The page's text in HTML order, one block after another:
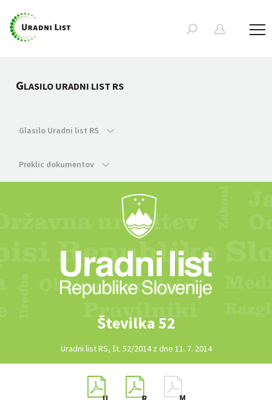
GLASILO URADNI LIST RS
Glasilo Uradni list RS
Preklic dokumentov
Številka 52
Uradni list RS, št. 52/2014 z dne 11. 7. 2014